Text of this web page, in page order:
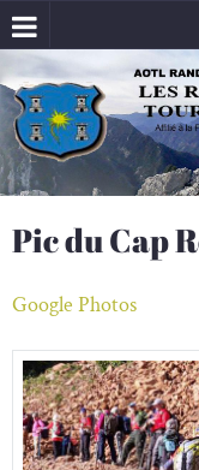
Pic du Cap
Google Photos